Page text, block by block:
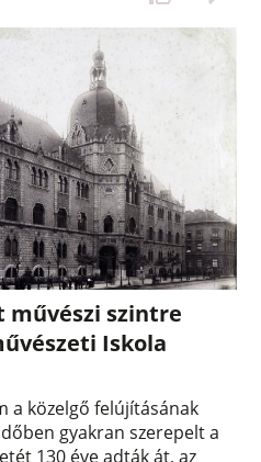
művészi szintre
Iskola
a közelgő felújításának
gyakran szerepelt a
130 éve adták át, az